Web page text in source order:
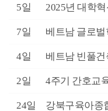
5일 2025년 대학
7일 베트남 글로벌
4일 베트남 빈풀
2일 4주기 간호교
24일 강북구육아종